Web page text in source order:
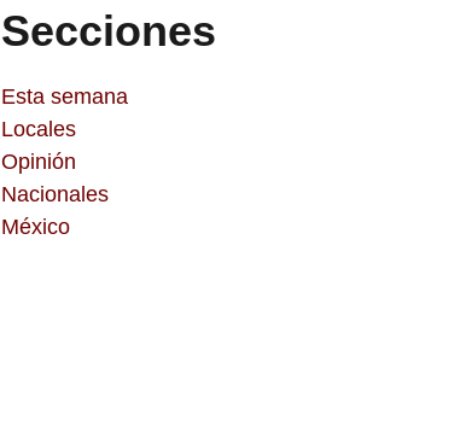
Secciones
Esta semana
Locales
Opinión
Nacionales
México